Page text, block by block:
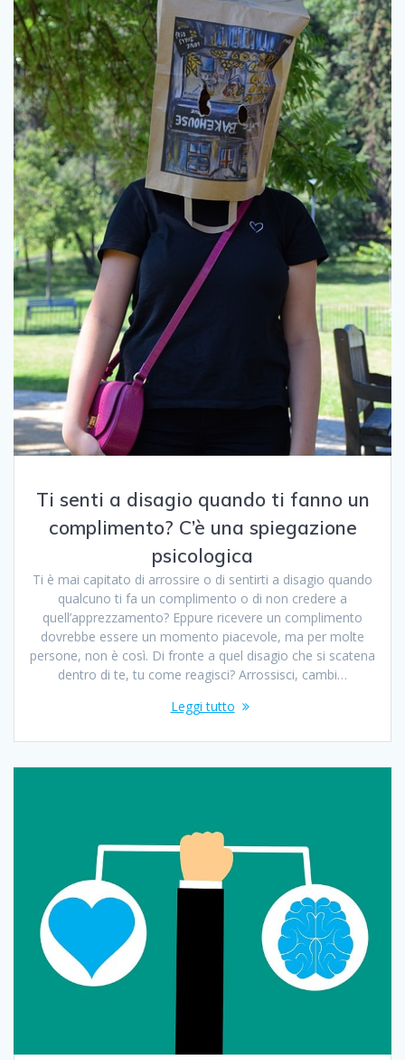
Ti senti a disagio quando ti fanno un
complimento? C’è una spiegazione
psicologica
Ti è mai capitato di arrossire o di sentirti a disagio quando
qualcuno ti fa un complimento o di non credere a
quell’apprezzamento? Eppure ricevere un complimento
dovrebbe essere un momento piacevole, ma per molte
persone, non è così. Di fronte a quel disagio che si scatena
dentro di te, tu come reagisci? Arrossisci, cambi…
Leggi tutto